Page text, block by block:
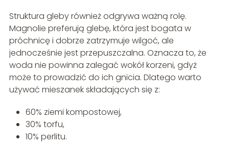
Struktura gleby również odgrywa ważną rolę.
Magnolie preferują glebę, która jest bogata w
próchnicę i dobrze zatrzymuje wilgoć, ale
jednocześnie jest przepuszczalna. Oznacza to, że
woda nie powinna zalegać wokół korzeni, gdyż
może to prowadzić do ich gnicia. Dlatego warto
używać mieszanek składających się z:
60% ziemi kompostowej,
30% torfu,
10% perlitu.